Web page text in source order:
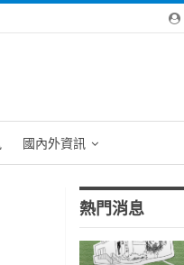
國內外資訊
熱門消息